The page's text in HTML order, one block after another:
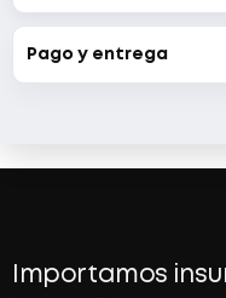
Pago y entrega
Importamos